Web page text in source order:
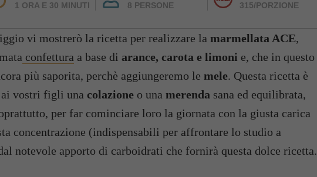
1 ORA E 30 MINUTI
8 PERSONE
315/PORZIONE
vi mostrerò la ricetta per realizzare la marmellata ACE,
confettura a base di arance, carota e limoni e, che in questo
più saporita, perchè aggiungeremo le mele. Questa ricetta è
ai vostri figli una colazione o una merenda sana ed equilibrata,
per far cominciare loro la giornata con la giusta carica
concentrazione (indispensabili per affrontare lo studio a
notevole apporto di carboidrati che fornirà questa dolce ricetta.